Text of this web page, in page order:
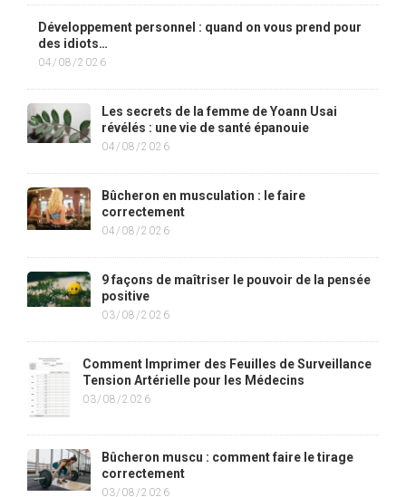
Développement personnel : quand on vous prend pour
des idiots…
04/08/2026
Les secrets de la femme de Yoann Usai
révélés : une vie de santé épanouie
04/08/2026
Bûcheron en musculation : le faire
correctement
04/08/2026
9 façons de maîtriser le pouvoir de la pensée
positive
03/08/2026
Comment Imprimer des Feuilles de Surveillance
Tension Artérielle pour les Médecins
03/08/2026
Bûcheron muscu : comment faire le tirage
correctement
03/08/2026